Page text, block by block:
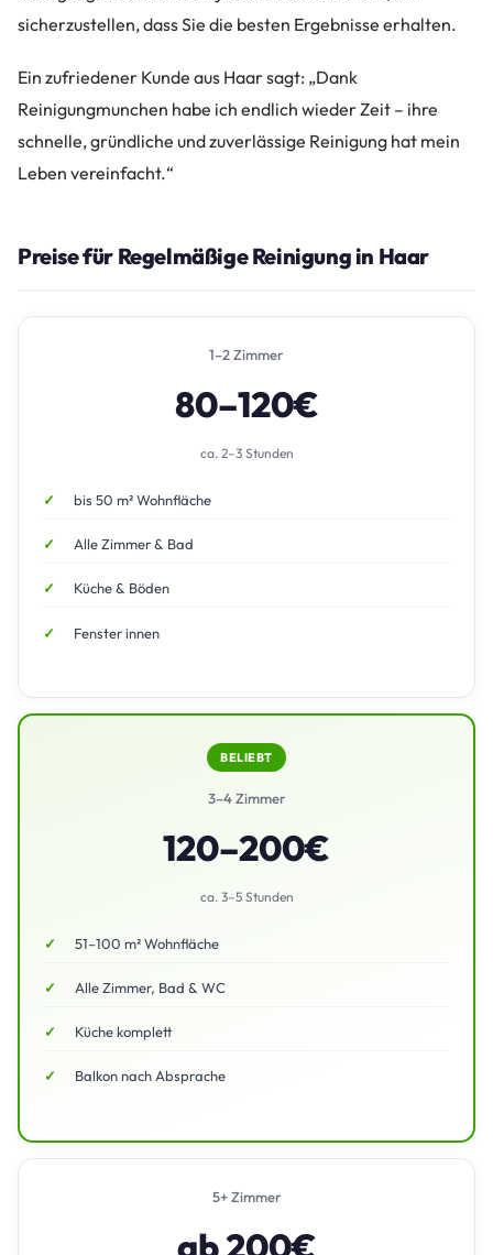
sicherzustellen, dass Sie die besten Ergebnisse erhalten.
Ein zufriedener Kunde aus Haar sagt: „Dank
Reinigungmunchen habe ich endlich wieder Zeit – ihre
schnelle, gründliche und zuverlässige Reinigung hat mein
Leben vereinfacht.“
Preise für Regelmäßige Reinigung in Haar
1–2 Zimmer
80–120€
ca. 2–3 Stunden
bis 50 m² Wohnfläche
Alle Zimmer & Bad
Küche & Böden
Fenster innen
BELIEBT
3–4 Zimmer
120–200€
ca. 3–5 Stunden
51–100 m² Wohnfläche
Alle Zimmer, Bad & WC
Küche komplett
Balkon nach Absprache
5+ Zimmer
ab 200€